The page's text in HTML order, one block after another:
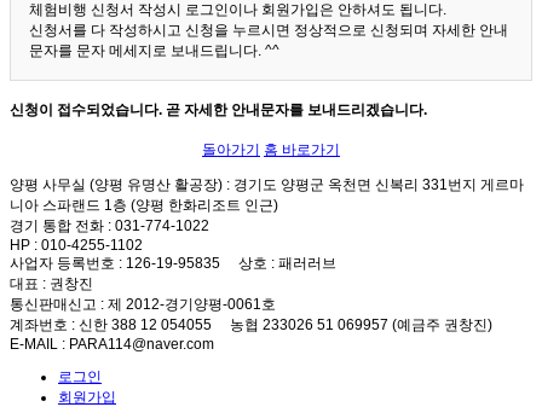
체험비행 신청서 작성시 로그인이나 회원가입은 안하셔도 됩니다.
신청서를 다 작성하시고 신청을 누르시면 정상적으로 신청되며 자세한 안내
문자를 문자 메세지로 보내드립니다. ^^
신청이 접수되었습니다. 곧 자세한 안내문자를 보내드리겠습니다.
돌아가기 홈 바로가기
양평 사무실 (양평 유명산 활공장) : 경기도 양평군 옥천면 신복리 331번지 게르마
니아 스파랜드 1층 (양평 한화리조트 인근)
경기 통합 전화 : 031-774-1022
HP : 010-4255-1102
사업자 등록번호 : 126-19-95835 상호 : 패러러브
대표 : 권창진
통신판매신고 : 제 2012-경기양평-0061호
계좌번호 : 신한 388 12 054055 농협 233026 51 069957 (예금주 권창진)
E-MAIL : PARA114@naver.com
로그인
회원가입